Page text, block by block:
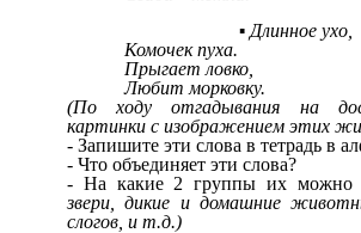
Длинное ухо,
Комочек пуха.
Прыгает ловко,
Любит морковку.
(По ходу отгадывания на
картинки с изображением этих
- Запишите эти слова в тетрадь в
- Что объединяет эти слова?
- На какие 2 группы их можно
звери, дикие и домашние
слогов, и т.д.)